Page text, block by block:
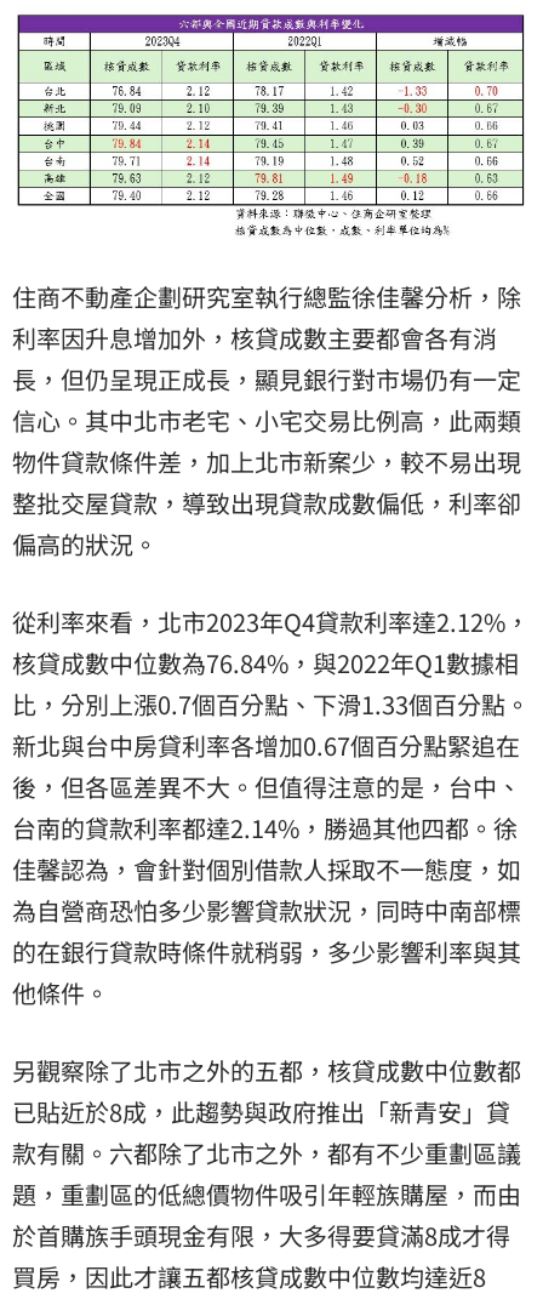
住商不動產企劃研究室執行總監徐佳馨分析，除
利率因升息增加外，核貸成數主要都會各有消
長，但仍呈現正成長，顯見銀行對市場仍有一定
信心。其中北市老宅、小宅交易比例高，此兩類
物件貸款條件差，加上北市新案少，較不易出現
整批交屋貸款，導致出現貸款成數偏低，利率卻
偏高的狀況。
從利率來看，北市2023年Q4貸款利率達2.12%，
核貸成數中位數為76.84%，與2022年Q1數據相
比，分別上漲0.7個百分點、下滑1.33個百分點。
新北與台中房貸利率各增加0.67個百分點緊追在
後，但各區差異不大。但值得注意的是，台中、
台南的貸款利率都達2.14%，勝過其他四都。徐
佳馨認為，會針對個別借款人採取不一態度，如
為自營商恐怕多少影響貸款狀況，同時中南部標
的在銀行貸款時條件就稍弱，多少影響利率與其
他條件。
另觀察除了北市之外的五都，核貸成數中位數都
已貼近於8成，此趨勢與政府推出「新青安」貸
款有關。六都除了北市之外，都有不少重劃區議
題，重劃區的低總價物件吸引年輕族購屋，而由
於首購族手頭現金有限，大多得要貸滿8成才得
買房，因此才讓五都核貸成數中位數均達近8